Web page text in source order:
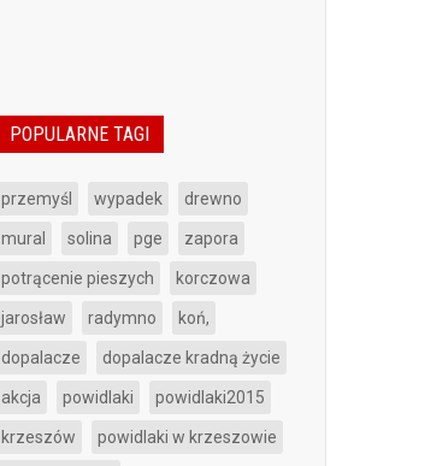
POPULARNE TAGI
przemyśl wypadek drewno
mural solina pge zapora
potrącenie pieszych korczowa
jarosław radymno koń,
dopalacze dopalacze kradną życie
akcja powidlaki powidlaki2015
krzeszów powidlaki w krzeszowie